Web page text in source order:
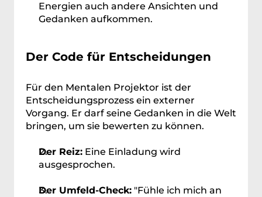
Energien auch andere Ansichten und
Gedanken aufkommen.
Der Code für Entscheidungen
Für den Mentalen Projektor ist der
Entscheidungsprozess ein externer
Vorgang. Er darf seine Gedanken in die Welt
bringen, um sie bewerten zu können.
Der Reiz: Eine Einladung wird
ausgesprochen.
Der Umfeld-Check: "Fühle ich mich an